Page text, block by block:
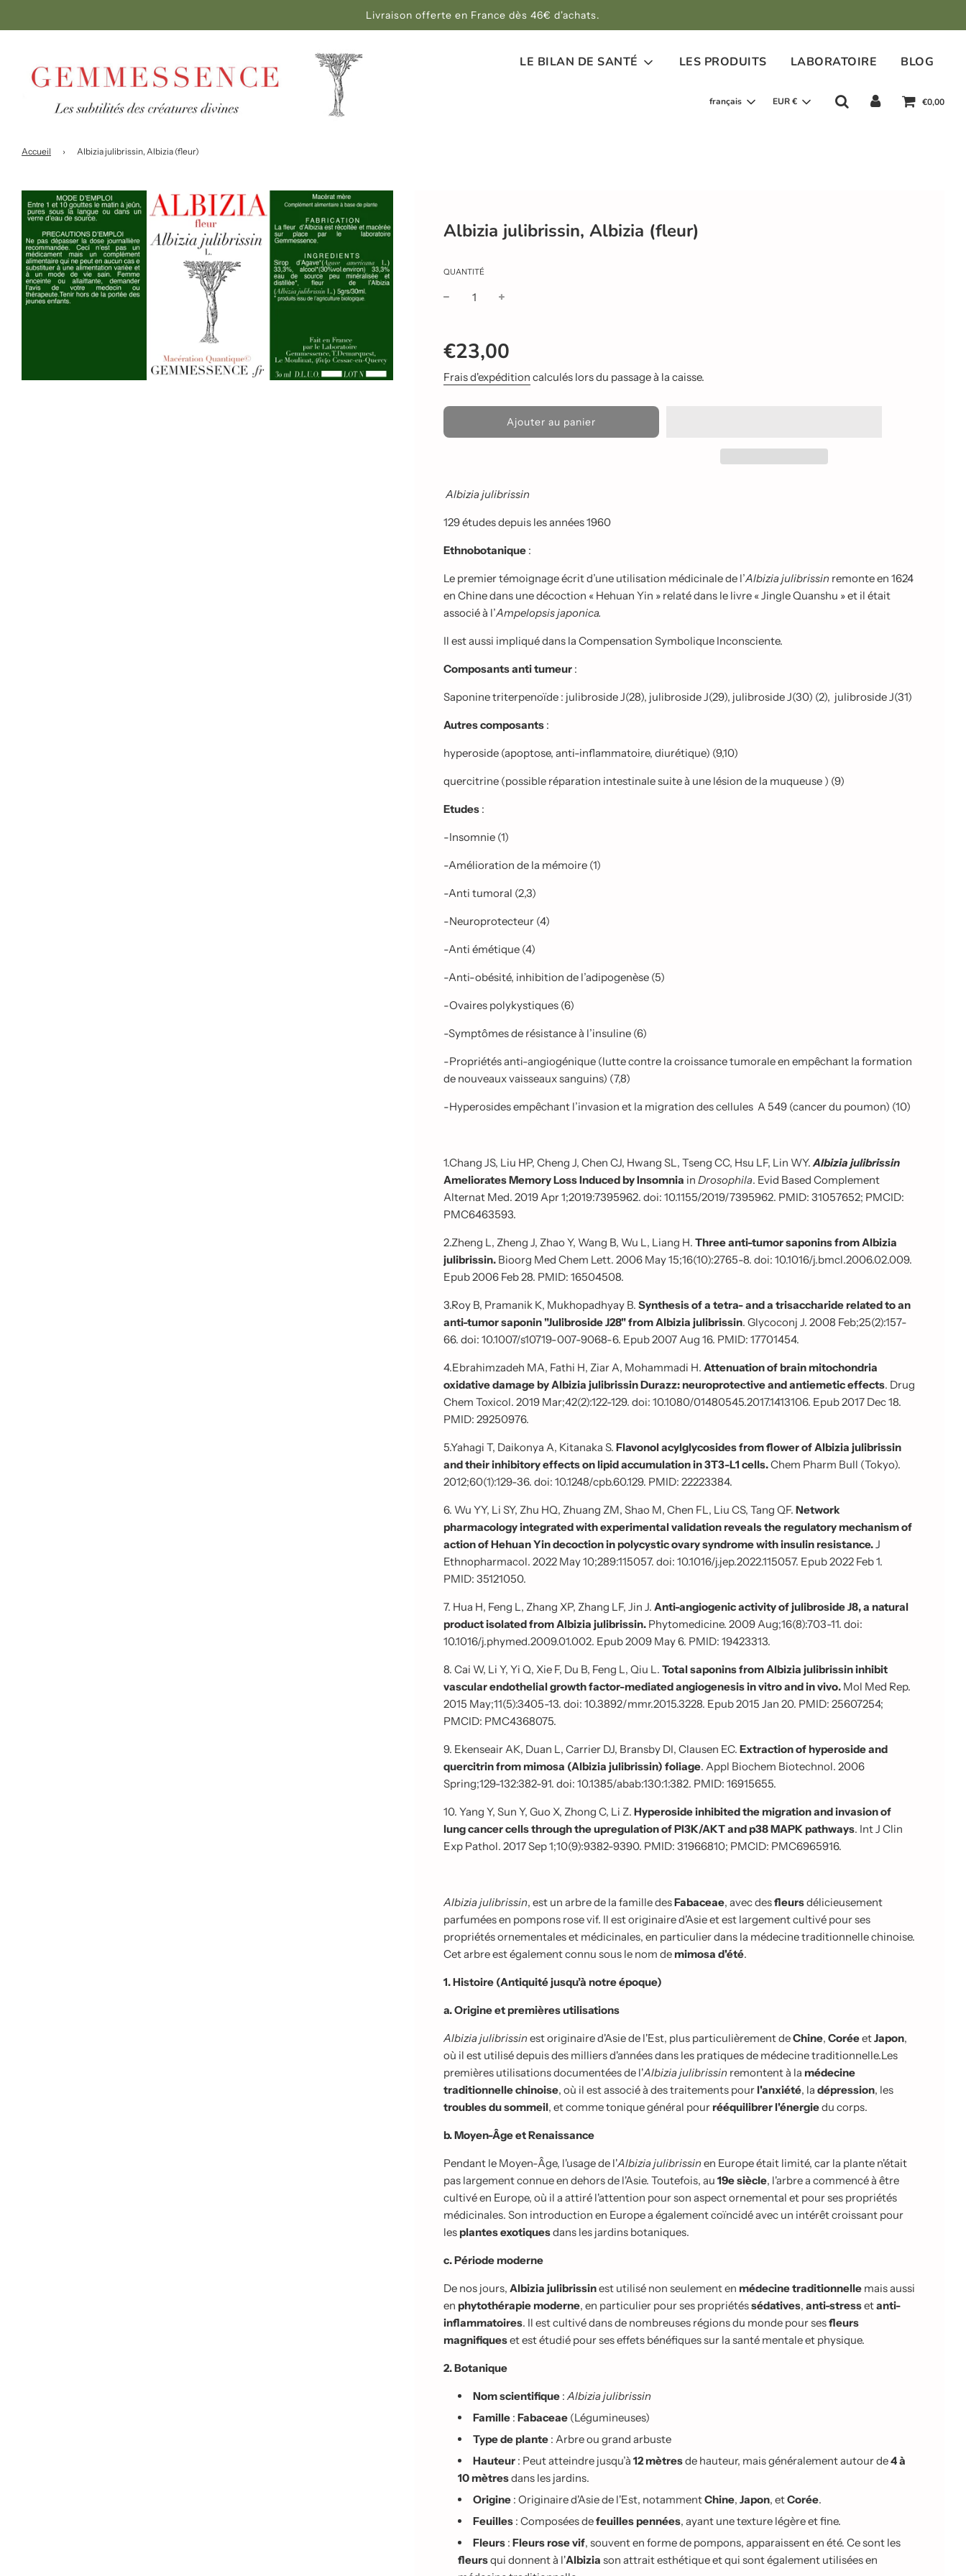
Livraison offerte en France dès 46€ d'achats.
LE BILAN DE SANTÉ LES PRODUITS LABORATOIRE BLOG
français EUR € €0,00
Accueil › Albizia julibrissin, Albizia (fleur)
Albizia julibrissin, Albizia (fleur)
QUANTITÉ
réduit
régulier
€23,00
Frais d'expédition calculés lors du passage à la caisse.
C
h
e
m
n
t
e
n
c
o
u
s
.
Ajouter au panier
Albizia julibrissin
129 études depuis les années 1960
Ethnobotanique :
Le premier témoignage écrit d’une utilisation médicinale de l’Albizia julibrissin remonte en 1624
en Chine dans une décoction « Hehuan Yin » relaté dans le livre « Jingle Quanshu » et il était
associé à l’Ampelopsis japonica.
Il est aussi impliqué dans la Compensation Symbolique Inconsciente.
Composants anti tumeur :
Saponine triterpenoïde : julibroside J(28), julibroside J(29), julibroside J(30) (2), julibroside J(31)
Autres composants :
hyperoside (apoptose, anti-inflammatoire, diurétique) (9,10)
quercitrine (possible réparation intestinale suite à une lésion de la muqueuse ) (9)
Etudes :
-Insomnie (1)
-Amélioration de la mémoire (1)
-Anti tumoral (2,3)
-Neuroprotecteur (4)
-Anti émétique (4)
-Anti-obésité, inhibition de l’adipogenèse (5)
-Ovaires polykystiques (6)
-Symptômes de résistance à l’insuline (6)
-Propriétés anti-angiogénique (lutte contre la croissance tumorale en empêchant la formation
de nouveaux vaisseaux sanguins) (7,8)
-Hyperosides empêchant l’invasion et la migration des cellules A 549 (cancer du poumon) (10)
1.Chang JS, Liu HP, Cheng J, Chen CJ, Hwang SL, Tseng CC, Hsu LF, Lin WY.Albizia julibrissin
Ameliorates Memory Loss Induced by Insomnia inDrosophila. Evid Based Complement
Alternat Med. 2019 Apr 1;2019:7395962. doi: 10.1155/2019/7395962. PMID: 31057652; PMCID:
PMC6463593.
2.Zheng L, Zheng J, Zhao Y, Wang B, Wu L, Liang H. Three anti-tumor saponins from Albizia
julibrissin. Bioorg Med Chem Lett. 2006 May 15;16(10):2765-8. doi: 10.1016/j.bmcl.2006.02.009.
Epub 2006 Feb 28. PMID: 16504508.
3.Roy B, Pramanik K, Mukhopadhyay B.Synthesis of a tetra- and a trisaccharide related to an
anti-tumor saponin "Julibroside J28" from Albizia julibrissin. Glycoconj J. 2008 Feb;25(2):157-
66. doi: 10.1007/s10719-007-9068-6. Epub 2007 Aug 16. PMID: 17701454.
4.Ebrahimzadeh MA, Fathi H, Ziar A, Mohammadi H.Attenuation of brain mitochondria
oxidative damage by Albizia julibrissin Durazz: neuroprotective and antiemetic effects. Drug
Chem Toxicol. 2019 Mar;42(2):122-129. doi: 10.1080/01480545.2017.1413106. Epub 2017 Dec 18.
PMID: 29250976.
5.Yahagi T, Daikonya A, Kitanaka S. Flavonol acylglycosides from flower of Albizia julibrissin
and their inhibitory effects on lipid accumulation in 3T3-L1 cells.Chem Pharm Bull (Tokyo).
2012;60(1):129-36. doi: 10.1248/cpb.60.129. PMID: 22223384.
6. Wu YY, Li SY, Zhu HQ, Zhuang ZM, Shao M, Chen FL, Liu CS, Tang QF.Network
pharmacology integrated with experimental validation reveals the regulatory mechanism of
action of Hehuan Yin decoction in polycystic ovary syndrome with insulin resistance.J
Ethnopharmacol. 2022 May 10;289:115057. doi: 10.1016/j.jep.2022.115057. Epub 2022 Feb 1.
PMID: 35121050.
7. Hua H, Feng L, Zhang XP, Zhang LF, Jin J.Anti-angiogenic activity of julibroside J8, a natural
product isolated from Albizia julibrissin. Phytomedicine. 2009 Aug;16(8):703-11. doi:
10.1016/j.phymed.2009.01.002. Epub 2009 May 6. PMID: 19423313.
8. Cai W, Li Y, Yi Q, Xie F, Du B, Feng L, Qiu L.Total saponins from Albizia julibrissin inhibit
vascular endothelial growth factor-mediated angiogenesis in vitro and in vivo. Mol Med Rep.
2015 May;11(5):3405-13. doi: 10.3892/mmr.2015.3228. Epub 2015 Jan 20. PMID: 25607254;
PMCID: PMC4368075.
9. Ekenseair AK, Duan L, Carrier DJ, Bransby DI, Clausen EC.Extraction of hyperoside and
quercitrin from mimosa (Albizia julibrissin) foliage. Appl Biochem Biotechnol. 2006
Spring;129-132:382-91. doi: 10.1385/abab:130:1:382. PMID: 16915655.
10. Yang Y, Sun Y, Guo X, Zhong C, Li Z.Hyperoside inhibited the migration and invasion of
lung cancer cells through the upregulation of PI3K/AKT and p38 MAPK pathways. Int J Clin
Exp Pathol. 2017 Sep 1;10(9):9382-9390. PMID: 31966810; PMCID: PMC6965916.
Albizia julibrissin, est un arbre de la famille desFabaceae, avec desfleursdélicieusement
parfumées en pompons rose vif. Il est originaire d'Asie et est largement cultivé pour ses
propriétés ornementales et médicinales, en particulier dans la médecine traditionnelle chinoise.
Cet arbre est également connu sous le nom de mimosa d'été.
1. Histoire (Antiquité jusqu’à notre époque)
a. Origine et premières utilisations
Albizia julibrissinest originaire d'Asie de l'Est, plus particulièrement deChine,CoréeetJapon,
où il est utilisé depuis des milliers d'années dans les pratiques de médecine traditionnelle.Les
premières utilisations documentées de l'Albizia julibrissin remontent à la médecine
traditionnelle chinoise, où il est associé à des traitements pour l'anxiété, ladépression, les
troubles du sommeil, et comme tonique général pour rééquilibrer l'énergiedu corps.
b. Moyen-Âge et Renaissance
Pendant le Moyen-Âge, l'usage de l'Albizia julibrissinen Europe était limité, car la plante n'était
pas largement connue en dehors de l'Asie. Toutefois, au19e siècle, l'arbre a commencé à être
cultivé en Europe, où il a attiré l'attention pour son aspect ornemental et pour ses propriétés
médicinales. Son introduction en Europe a également coïncidé avec un intérêt croissant pour
les plantes exotiquesdans les jardins botaniques.
c. Période moderne
De nos jours,Albizia julibrissinest utilisé non seulement en médecine traditionnelle mais aussi
en phytothérapie moderne, en particulier pour ses propriétéssédatives,anti-stressetanti-
inflammatoires. Il est cultivé dans de nombreuses régions du monde pour sesfleurs
magnifiqueset est étudié pour ses effets bénéfiques sur la santé mentale et physique.
2. Botanique
Nom scientifique :Albizia julibrissin
Famille :Fabaceae (Légumineuses)
Type de plante : Arbre ou grand arbuste
Hauteur : Peut atteindre jusqu’à12 mètresde hauteur, mais généralement autour de4 à
10 mètresdans les jardins.
Origine : Originaire d'Asie de l'Est, notammentChine,Japon, etCorée.
Feuilles : Composées defeuilles pennées, ayant une texture légère et fine.
Fleurs :Fleurs rose vif, souvent en forme de pompons, apparaissent en été. Ce sont les
fleursqui donnent à l'Albizia son attrait esthétique et qui sont également utilisées en